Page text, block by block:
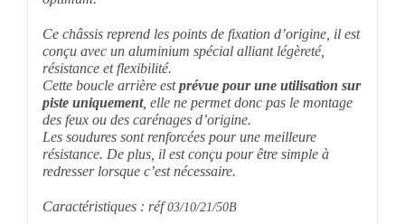
Ce châssis reprend les points de fixation d’origine, il est
conçu avec un aluminium spécial alliant légèreté,
résistance et flexibilité.
Cette boucle arrière est
prévue pour une utilisation sur
piste uniquement, elle ne permet donc pas le montage
des feux ou des carénages d’origine.
Les soudures sont renforcées pour une meilleure
résistance. De plus, il est conçu pour être simple à
redresser lorsque c’est nécessaire.
Caractéristiques : réf 03/10/21/50B